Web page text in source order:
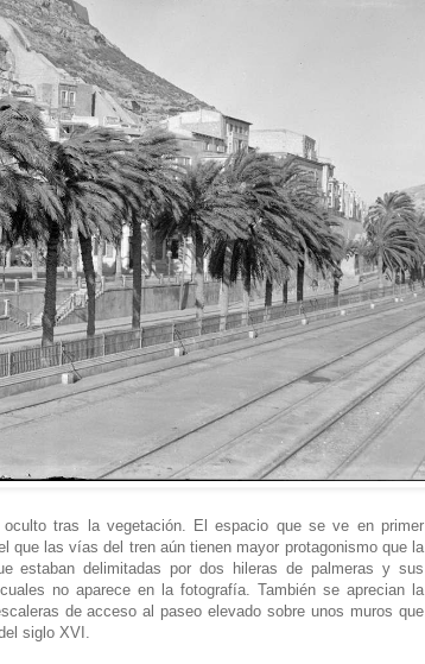
tras la vegetación. El espacio que se ve en primer
que las vías del tren aún tienen mayor protagonismo que la
estaban delimitadas por dos hileras de palmeras y sus
no aparece en la fotografía. También se aprecian la
de acceso al paseo elevado sobre unos muros que
siglo XVI.